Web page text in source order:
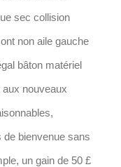
sec collision
non aile gauche
bâton matériel
aux nouveaux
de bienvenue sans
un gain de 50 £